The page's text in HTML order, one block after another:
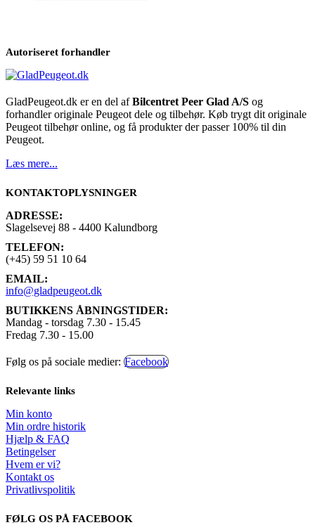
Autoriseret forhandler
GladPeugeot.dk er en del afBilcentret Peer Glad A/S og
forhandler originale Peugeot dele og tilbehør. Køb trygt dit originale
Peugeot tilbehør online, og få produkter der passer 100% til din
Peugeot.
Læs mere...
KONTAKTOPLYSNINGER
ADRESSE:
Slagelsevej 88 - 4400 Kalundborg
TELEFON:
(+45) 59 51 10 64
EMAIL:
info@gladpeugeot.dk
BUTIKKENS ÅBNINGSTIDER:
Mandag - torsdag 7.30 - 15.45
Fredag 7.30 - 15.00
Følg os på sociale medier: Facebook
Relevante links
Min konto
Min ordre historik
Hjælp & FAQ
Betingelser
Hvem er vi?
Kontakt os
Privatlivspolitik
FØLG OS PÅ FACEBOOK